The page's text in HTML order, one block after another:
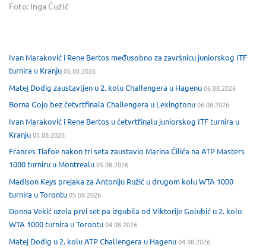
Foto: Inga Ćužić
Ivan Maraković i Rene Bertos međusobno za završnicu juniorskog ITF
turnira u Kranju06.08.2026
Matej Dodig zaustavljen u 2. kolu Challengera u Hagenu06.08.2026
Borna Gojo bez četvrtfinala Challengera u Lexingtonu06.08.2026
Ivan Maraković i Rene Bertos u četvrtfinalu juniorskog ITF turnira u
Kranju05.08.2026
Frances Tiafoe nakon tri seta zaustavio Marina Čilića na ATP Masters
1000 turniru u Montrealu05.08.2026
Madison Keys prejaka za Antoniju Ružić u drugom kolu WTA 1000
turnira u Torontu05.08.2026
Donna Vekić uzela prvi set pa izgubila od Viktorije Golubić u 2. kolu
WTA 1000 turnira u Torontu04.08.2026
Matej Dodig u 2. kolu ATP Challengera u Hagenu04.08.2026